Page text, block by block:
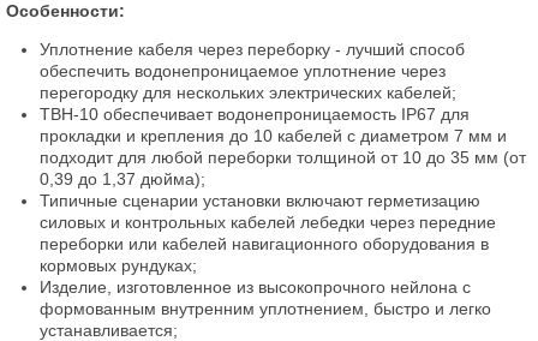
Особенности:
Уплотнение кабеля через переборку - лучший способ
обеспечить водонепроницаемое уплотнение через
перегородку для нескольких электрических кабелей;
TBH-10 обеспечивает водонепроницаемость IP67 для
прокладки и крепления до 10 кабелей с диаметром 7 мм и
подходит для любой переборки толщиной от 10 до 35 мм (от
0,39 до 1,37 дюйма);
Типичные сценарии установки включают герметизацию
силовых и контрольных кабелей лебедки через передние
переборки или кабелей навигационного оборудования в
кормовых рундуках;
Изделие, изготовленное из высокопрочного нейлона с
формованным внутренним уплотнением, быстро и легко
устанавливается;